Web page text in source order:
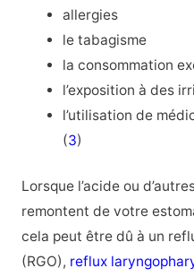
allergies
le tabagisme
la consommation
l’exposition à des
l’utilisation de
(3)
Lorsque l’acide ou
remontent de votre
cela peut être dû à un
(RGO), reflux